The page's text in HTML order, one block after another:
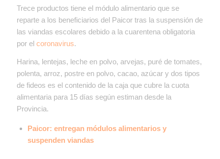
Trece productos tiene el módulo alimentario que se
reparte a los beneficiarios del Paicor tras la suspensión de
las viandas escolares debido a la cuarentena obligatoria
por el coronavirus.
Harina, lentejas, leche en polvo, arvejas, puré de tomates,
polenta, arroz, postre en polvo, cacao, azúcar y dos tipos
de fideos es el contenido de la caja que cubre la cuota
alimentaria para 15 días según estiman desde la
Provincia.
Paicor: entregan módulos alimentarios y
suspenden viandas